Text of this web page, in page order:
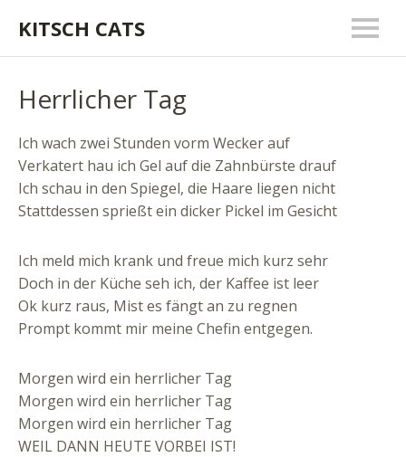
KITSCH CATS
Herrlicher Tag
Ich wach zwei Stunden vorm Wecker auf
Verkatert hau ich Gel auf die Zahnbürste drauf
Ich schau in den Spiegel, die Haare liegen nicht
Stattdessen sprießt ein dicker Pickel im Gesicht
Ich meld mich krank und freue mich kurz sehr
Doch in der Küche seh ich, der Kaffee ist leer
Ok kurz raus, Mist es fängt an zu regnen
Prompt kommt mir meine Chefin entgegen.
Morgen wird ein herrlicher Tag
Morgen wird ein herrlicher Tag
Morgen wird ein herrlicher Tag
WEIL DANN HEUTE VORBEI IST!